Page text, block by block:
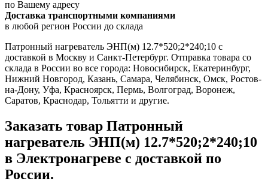
по Вашему адресу
Доставка транспортными компаниями
в любой регион России до склада
Патронный нагреватель ЭНП(м) 12.7*520;2*240;10 с
доставкой в Москву и Санкт-Петербург. Отправка товара со
склада в России во все города: Новосибирск, Екатеринбург,
Нижний Новгород, Казань, Самара, Челябинск, Омск, Ростов-
на-Дону, Уфа, Красноярск, Пермь, Волгоград, Воронеж,
Саратов, Краснодар, Тольятти и другие.
Заказать товар Патронный
нагреватель ЭНП(м) 12.7*520;2*240;10
в Электронагреве с доставкой по
России.